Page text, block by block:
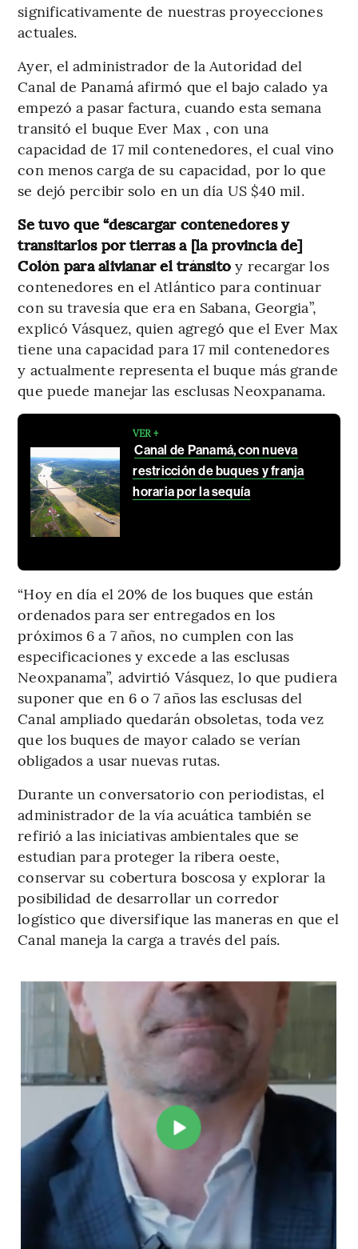
significativamente de nuestras proyecciones
actuales.
Ayer, el administrador de la Autoridad del
Canal de Panamá afirmó que el bajo calado ya
empezó a pasar factura, cuando esta semana
transitó el buque Ever Max , con una
capacidad de 17 mil contenedores, el cual vino
con menos carga de su capacidad, por lo que
se dejó percibir solo en un día US $40 mil.
Se tuvo que “descargar contenedores y
transitarlos por tierras a [la provincia de]
Colón para alivianar el tránsitoy recargar los
contenedores en el Atlántico para continuar
con su travesía que era en Sabana, Georgia”,
explicó Vásquez, quien agregó que el Ever Max
tiene una capacidad para 17 mil contenedores
y actualmente representa el buque más grande
que puede manejar las esclusas Neoxpanama.
VER +
Canal de Panamá, con nueva
restricción de buques y franja
horaria por la sequía
“Hoy en día el 20% de los buques que están
ordenados para ser entregados en los
próximos 6 a 7 años, no cumplen con las
especificaciones y excede a las esclusas
Neoxpanama”, advirtió Vásquez, lo que pudiera
suponer que en 6 o 7 años las esclusas del
Canal ampliado quedarán obsoletas, toda vez
que los buques de mayor calado se verían
obligados a usar nuevas rutas.
Durante un conversatorio con periodistas, el
administrador de la vía acuática también se
refirió a las iniciativas ambientales que se
estudian para proteger la ribera oeste,
conservar su cobertura boscosa y explorar la
posibilidad de desarrollar un corredor
logístico que diversifique las maneras en que el
Canal maneja la carga a través del país.